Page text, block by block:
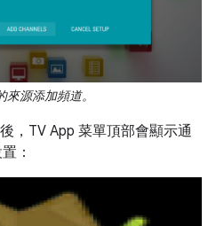
來源添加頻道。
，TV App 菜單頂部會顯示通
：